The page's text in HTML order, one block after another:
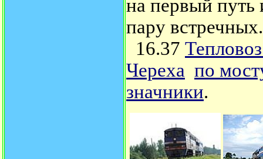
на первый путь
пару встречных.
16.37
Череха по
значники.